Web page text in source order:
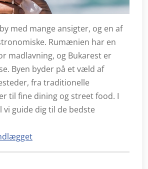
med mange ansigter, og en af
Rumænien har en
madlavning, og Bukarest er
Byen byder på et væld af
fra traditionelle
til fine dining og street food. I
vi guide dig til de bedste